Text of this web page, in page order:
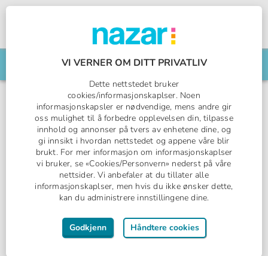
Nazar logo
Norges All Inclusive-spesialist
Søk din reise her
Drømmepiloten - En vanvittig
drøm som ble virkelighet!
VI VERNER OM DITT PRIVATLIV
Dette nettstedet bruker
cookies/informasjonskaplser. Noen
informasjonskapsler er nødvendige, mens andre gir
oss mulighet til å forbedre opplevelsen din, tilpasse
innhold og annonser på tvers av enhetene dine, og
gi innsikt i hvordan nettstedet og appene våre blir
brukt. For mer informasjon om informasjonskaplser
vi bruker, se «Cookies/Personvern» nederst på våre
nettsider. Vi anbefaler at du tillater alle
informasjonskaplser, men hvis du ikke ønsker dette,
kan du administrere innstillingene dine.
Godkjenn Håndtere cookies